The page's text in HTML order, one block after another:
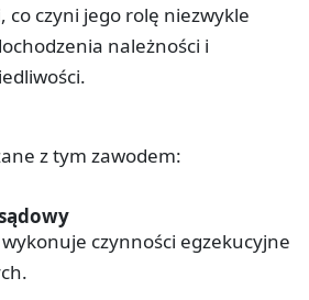
czyni jego rolę niezwykle
należności i
z tym zawodem:
czynności egzekucyjne